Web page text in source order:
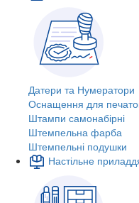
Датери та Нумератори
Оснащення для
Штампи самонабірні
Штемпельна фарба
Штемпельні подушки
Настільне